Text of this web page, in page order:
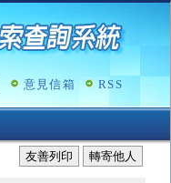
意見信箱 RSS
友善列印 轉寄他人